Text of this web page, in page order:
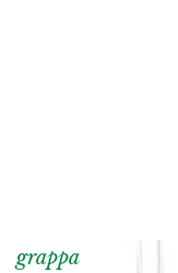
grappa